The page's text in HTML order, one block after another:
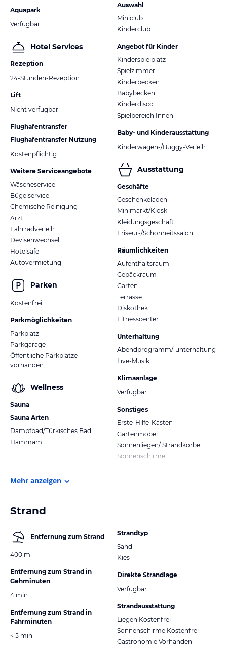
Aquapark
Verfügbar
Hotel Services
Rezeption
24-Stunden-Rezeption
Lift
Nicht verfügbar
Flughafentransfer
Flughafentransfer Nutzung
Kostenpflichtig
Weitere Serviceangebote
Wäscheservice
Bügelservice
Chemische Reinigung
Arzt
Fahrradverleih
Devisenwechsel
Hotelsafe
Autovermietung
Parken
Kostenfrei
Parkmöglichkeiten
Parkplatz
Parkgarage
Öffentliche Parkplätze
vorhanden
Wellness
Sauna
Sauna Arten
Dampfbad/Türkisches Bad
Hammam
Auswahl
Miniclub
Kinderclub
Angebot für Kinder
Kinderspielplatz
Spielzimmer
Kinderbecken
Babybecken
Kinderdisco
Spielbereich Innen
Baby- und Kinderausstattung
Kinderwagen-/Buggy-Verleih
Ausstattung
Geschäfte
Geschenkeladen
Minimarkt/Kiosk
Kleidungsgeschäft
Friseur-/Schönheitssalon
Räumlichkeiten
Aufenthaltsraum
Gepäckraum
Garten
Terrasse
Diskothek
Fitnesscenter
Unterhaltung
Abendprogramm/-unterhaltung
Live-Musik
Klimaanlage
Verfügbar
Sonstiges
Erste-Hilfe-Kasten
Gartenmöbel
Sonnenliegen/ Strandkörbe
Sonnenschirme
Mehr anzeigen
Strand
Entfernung zum Strand
400 m
Entfernung zum Strand in
Gehminuten
4 min
Entfernung zum Strand in
Fahrminuten
< 5 min
Strandtyp
Sand
Kies
Direkte Strandlage
Verfügbar
Strandausstattung
Liegen Kostenfrei
Sonnenschirme Kostenfrei
Gastronomie Vorhanden